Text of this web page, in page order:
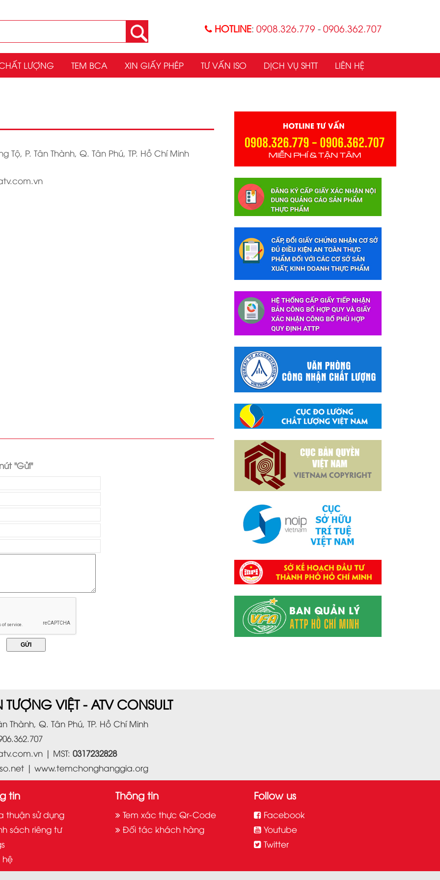
HOTLINE: 0908.326.779 - 0906.362.707
LƯỢNG TEM BCA XIN GIẤY PHÉP TƯ VẤN ISO DỊCH VỤ SHTT LIÊN HỆ
P. Tân Thành, Q. Tân Phú, TP. Hồ Chí Minh
"Gửi"
VIỆT - ATV CONSULT
Thành, Q. Tân Phú, TP. Hồ Chí Minh
| MST: 0317232828
| www.temchonghanggia.org
tin
thuận sử dụng
sách riêng tư
hệ
Thông tin
Tem xác thực Qr-Code
Đối tác khách hàng
Follow us
Facebook
Youtube
Twitter